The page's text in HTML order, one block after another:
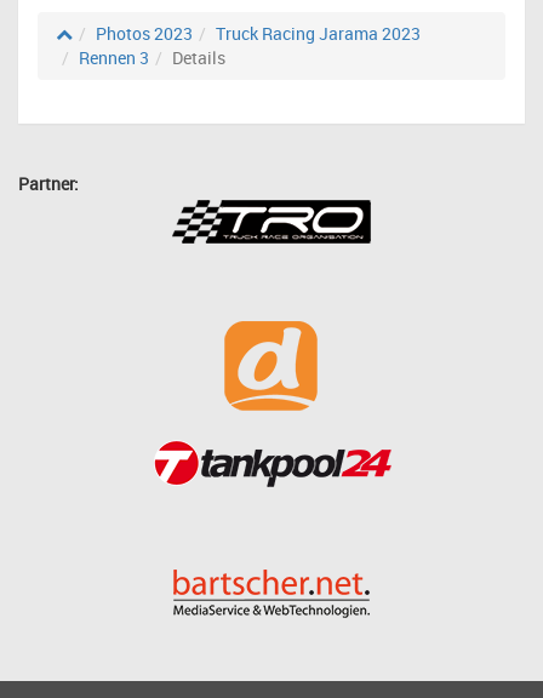
Photos 2023
Truck Racing Jarama 2023
Rennen 3
Details
Partner: